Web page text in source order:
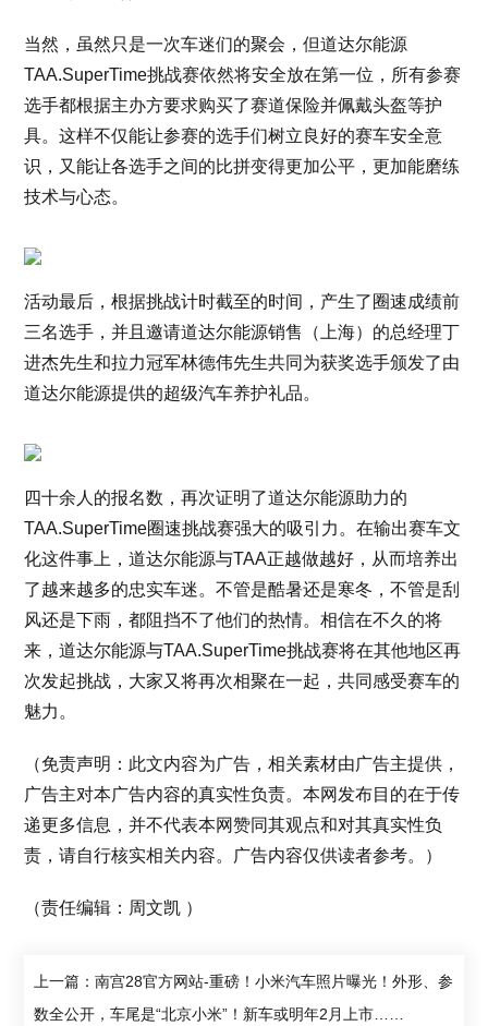
当然，虽然只是一次车迷们的聚会，但道达尔能源
TAA.SuperTime挑战赛依然将安全放在第一位，所有参赛
选手都根据主办方要求购买了赛道保险并佩戴头盔等护
具。这样不仅能让参赛的选手们树立良好的赛车安全意
识，又能让各选手之间的比拼变得更加公平，更加能磨练
技术与心态。
活动最后，根据挑战计时截至的时间，产生了圈速成绩前
三名选手，并且邀请道达尔能源销售（上海）的总经理丁
进杰先生和拉力冠军林德伟先生共同为获奖选手颁发了由
道达尔能源提供的超级汽车养护礼品。
四十余人的报名数，再次证明了道达尔能源助力的
TAA.SuperTime圈速挑战赛强大的吸引力。在输出赛车文
化这件事上，道达尔能源与TAA正越做越好，从而培养出
了越来越多的忠实车迷。不管是酷暑还是寒冬，不管是刮
风还是下雨，都阻挡不了他们的热情。相信在不久的将
来，道达尔能源与TAA.SuperTime挑战赛将在其他地区再
次发起挑战，大家又将再次相聚在一起，共同感受赛车的
魅力。
（免责声明：此文内容为广告，相关素材由广告主提供，
广告主对本广告内容的真实性负责。本网发布目的在于传
递更多信息，并不代表本网赞同其观点和对其真实性负
责，请自行核实相关内容。广告内容仅供读者参考。）
（责任编辑：周文凯 ）
上一篇：南宫28官方网站-重磅！小米汽车照片曝光！外形、参
数全公开，车尾是“北京小米”！新车或明年2月上市……